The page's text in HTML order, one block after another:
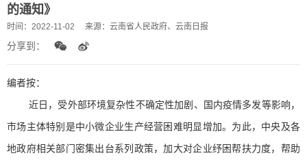
的通知》
时间： 2022-11-02 来源： 云南省人民政府、云南日报
分享到：
编者按：
近日，受外部环境复杂性不确定性加剧、国内疫情多发等影响，
市场主体特别是中小微企业生产经营困难明显增加。为此，中央及各
地政府相关部门密集出台系列政策，加大对企业纾困帮扶力度，帮助